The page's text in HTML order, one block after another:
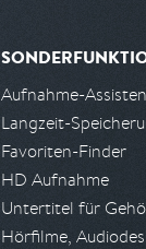
Aufnahme-
Langzeit-
Favoriten-Finder
HD Aufnahme
Untertitel für
Hörfilme,